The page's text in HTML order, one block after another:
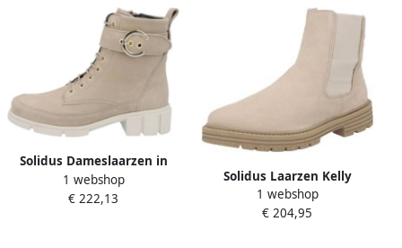
Solidus Dameslaarzen in
effen kleuren
1 webshop
€ 222,13
Solidus Laarzen Kelly
1 webshop
€ 204,95